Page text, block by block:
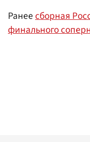
Ранеесборная
финального